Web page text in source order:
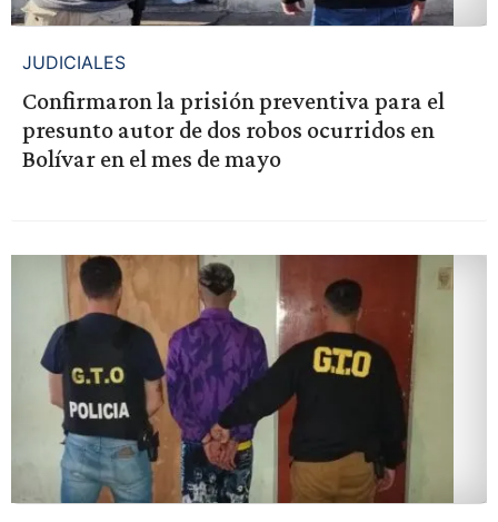
JUDICIALES
Confirmaron la prisión preventiva para el
presunto autor de dos robos ocurridos en
Bolívar en el mes de mayo